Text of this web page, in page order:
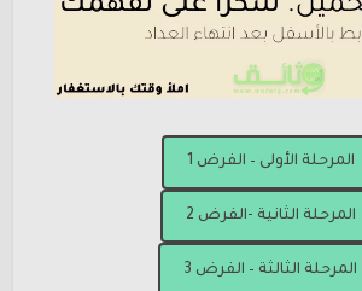
المرحلة الأولى – الفرض 1
المرحلة الثانية -الفرض 2
المرحلة الثالثة – الفرض 3